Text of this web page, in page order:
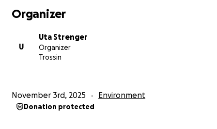
die Idee weitertragen. Gemeinsam können wir einen
Miteinander wachsen.
Organizer
U
Uta Strenger
Organizer
Trossin
November 3rd, 2025 Environment
Donation protected